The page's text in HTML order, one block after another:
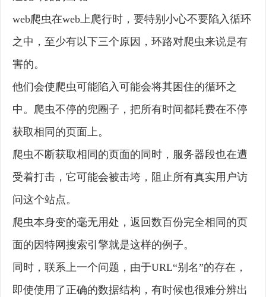
web爬虫在web上爬行时，要特别小心不要陷入循环
之中，至少有以下三个原因，环路对爬虫来说是有
害的。
他们会使爬虫可能陷入可能会将其困住的循环之
中。爬虫不停的兜圈子，把所有时间都耗费在不停
获取相同的页面上。
爬虫不断获取相同的页面的同时，服务器段也在遭
受着打击，它可能会被击垮，阻止所有真实用户访
问这个站点。
爬虫本身变的毫无用处，返回数百份完全相同的页
面的因特网搜索引擎就是这样的例子。
同时，联系上一个问题，由于URL“别名”的存在，
即使使用了正确的数据结构，有时候也很难分辨出